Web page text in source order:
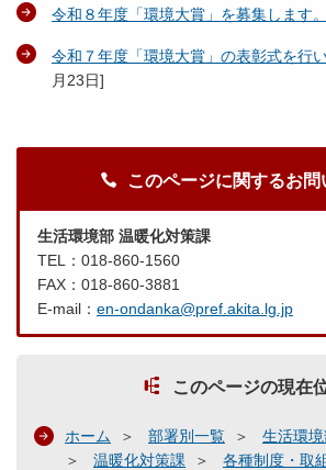
令和８年度「環境大賞」を募集します。
令和７年度「環境大賞」の表彰式を行
月23日]
このページに関するお問
生活環境部 温暖化対策課
TEL：018-860-1560
FAX：018-860-3881
E-mail： en-ondanka@pref.akita.lg.jp
このページの現在
ホーム 部署別一覧
生活環
温暖化対策課
各種制度・取